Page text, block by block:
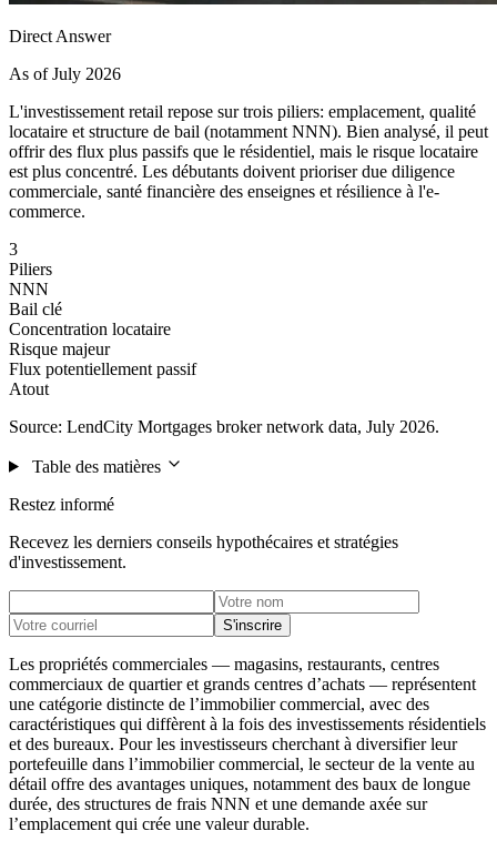
Direct Answer
As of July 2026
L'investissement retail repose sur trois piliers: emplacement, qualité
locataire et structure de bail (notamment NNN). Bien analysé, il peut
offrir des flux plus passifs que le résidentiel, mais le risque locataire
est plus concentré. Les débutants doivent prioriser due diligence
commerciale, santé financière des enseignes et résilience à l'e-
commerce.
3
Piliers
NNN
Bail clé
Concentration locataire
Risque majeur
Flux potentiellement passif
Atout
Source: LendCity Mortgages broker network data, July 2026.
Table des matières
Restez informé
Recevez les derniers conseils hypothécaires et stratégies
d'investissement.
S'inscrire
Les propriétés commerciales — magasins, restaurants, centres
commerciaux de quartier et grands centres d’achats — représentent
une catégorie distincte de l’immobilier commercial, avec des
caractéristiques qui diffèrent à la fois des investissements résidentiels
et des bureaux. Pour les investisseurs cherchant à diversifier leur
portefeuille dans l’immobilier commercial, le secteur de la vente au
détail offre des avantages uniques, notamment des baux de longue
durée, des structures de frais NNN et une demande axée sur
l’emplacement qui crée une valeur durable.